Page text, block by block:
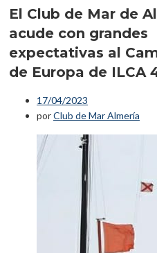
Almería
con
Europa de
en
/
/
Deportes
El Club de Mar de
acude con grandes
expectativas al
de Europa de ILCA
17/04/2023
porClub de Mar Almería